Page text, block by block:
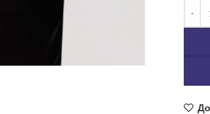
изображение